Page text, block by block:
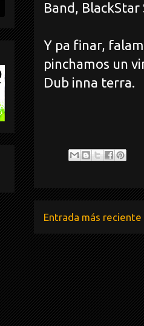
Band, BlackStar
Y pa finar,
pinchamos un
Dub inna terra.
Entrada más reciente